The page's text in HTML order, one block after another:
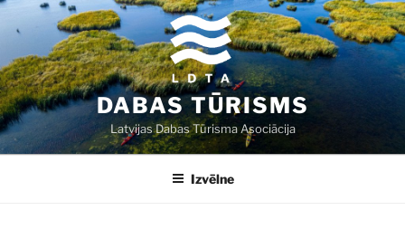
Doties
saturu
DABAS TŪRISMS
Latvijas Dabas Tūrisma Asociācija
Izvēlne